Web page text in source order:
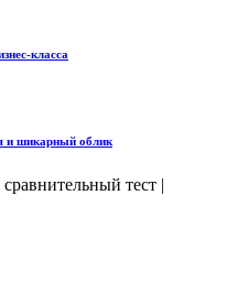
класса
и шикарный облик